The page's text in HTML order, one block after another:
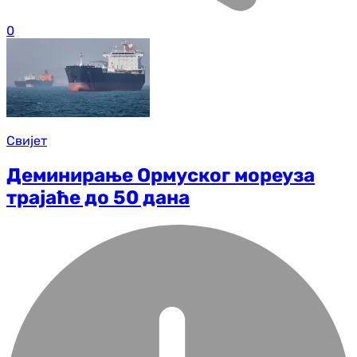
0
Свијет
Деминирање Ормуског мореуза
трајаће до 50 дана